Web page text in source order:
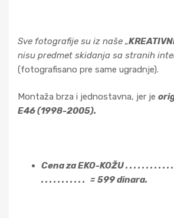
Sve fotografije su iz naše „
nisu predmet skidanja sa stranih
(fotografisano pre same ugradnje).
Montaža brza i jednostavna, jer je
E46 (1998-2005).
Cena za EKO-KOŽU . . . . . . . . . . . .
. . . . . . . . . . . = 599 dinara.